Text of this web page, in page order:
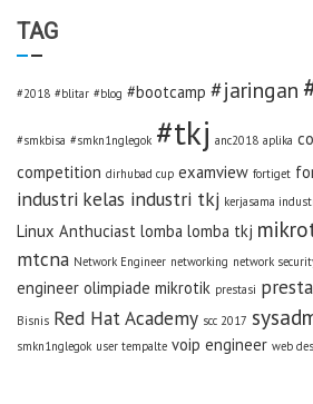
TAG
#2018 #blitar #blog #bootcamp #jaringan
#smkbisa #smkn1nglegok #tkj anc2018 aplika
competition dirhubad cup examview fortiget
industri kelas industri tkj kerjasama
Linux Anthuciast lomba lomba tkj
mtcna Network Engineer networking network
engineer olimpiade mikrotik prestasi
Bisnis Red Hat Academy scc 2017
smkn1nglegok user tempalte voip engineer web